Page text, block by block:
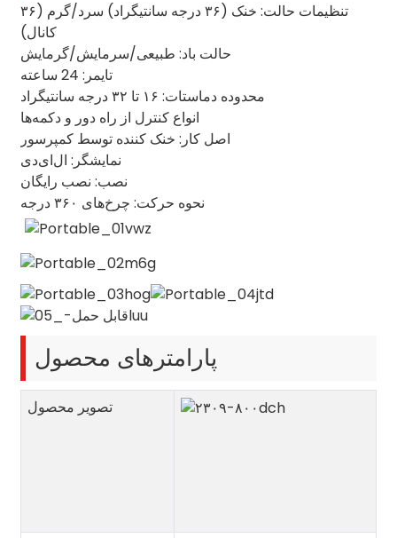
تنظیمات حالت: خنک (۳۶ درجه سانتیگراد) سرد/گرم (۳۶
کانال)
حالت باد: طبیعی/سرمایش/گرمایش
تایمر: 24 ساعته
محدوده دماستات: ۱۶ تا ۳۲ درجه سانتیگراد
انواع کنترل از راه دور و دکمه‌ها
اصل کار: خنک کننده توسط کمپرسور
نمایشگر: ال‌ای‌دی
نصب: نصب رایگان
نحوه حرکت: چرخ‌های ۳۶۰ درجه
پارامترهای محصول
تصویر محصول